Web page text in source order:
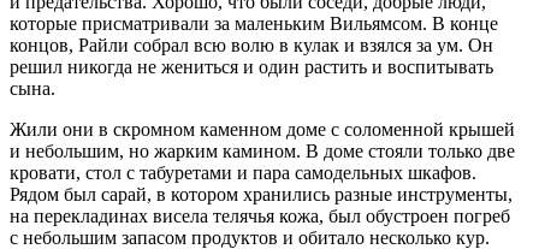
которые присматривали за маленьким Вильямсом. В конце
концов, Райли собрал всю волю в кулак и взялся за ум. Он
решил никогда не жениться и один растить и воспитывать
сына.
Жили они в скромном каменном доме с соломенной крышей
и небольшим, но жарким камином. В доме стояли только две
кровати, стол с табуретами и пара самодельных шкафов.
Рядом был сарай, в котором хранились разные инструменты,
на перекладинах висела телячья кожа, был обустроен погреб
с небольшим запасом продуктов и обитало несколько кур.